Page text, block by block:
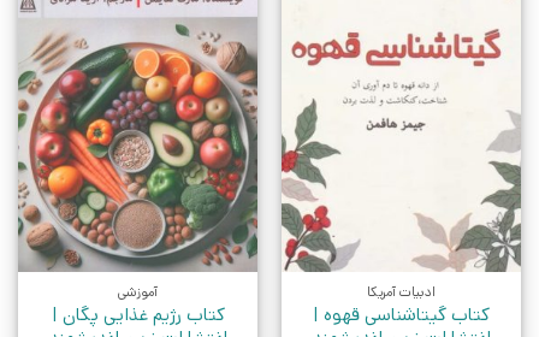
ادبیات آمریکا
کتاب گیتاشناسی قهوه |
آموزشی
کتاب رژیم غذایی پگان |